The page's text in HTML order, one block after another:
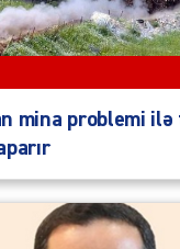
mina problemi ilə